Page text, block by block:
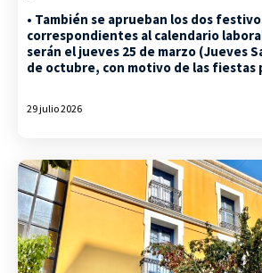
• También se aprueban los dos
correspondientes al calendario
serán el jueves 25 de marzo (Jueves
de octubre, con motivo de las fiestas
29 julio 2026